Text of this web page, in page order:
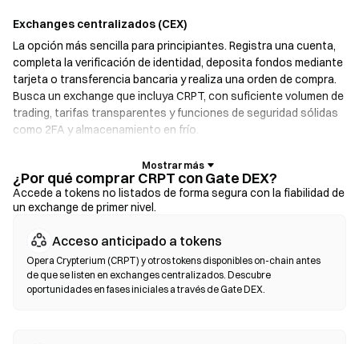
Exchanges centralizados (CEX)
La opción más sencilla para principiantes. Registra una cuenta,
completa la verificación de identidad, deposita fondos mediante
tarjeta o transferencia bancaria y realiza una orden de compra.
Busca un exchange que incluya CRPT, con suficiente volumen de
trading, tarifas transparentes y funciones de seguridad sólidas
como 2FA y almacenamiento en frío.
Billeteras cripto
Para usuarios que priorizan la autogestión. Las billeteras no
custodiadas te permiten mantener tus propias claves privadas e
billetera. Algunas billeteras también ofrecen una pasarela de
moneda fiat, que te permite comprar CRPT con tarjeta de crédito
sin pasar primero por un exchange. Asegúrate de respaldar bajo
seguro tu frase semilla y verifica las direcciones de los
¿Por qué comprar CRPT con Gate DEX?
Accede a tokens no listados de forma segura con la fiabilidad de
un exchange de primer nivel.
Acceso anticipado a tokens
Opera Crypterium (CRPT) y otros tokens disponibles on-chain antes
de que se listen en exchanges centralizados. Descubre
oportunidades en fases iniciales a través de Gate DEX.